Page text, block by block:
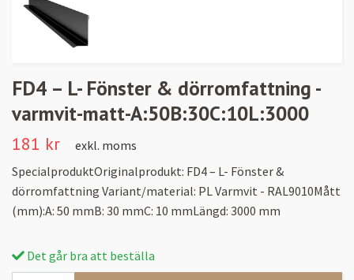
FD4 – L- Fönster & dörromfattning -
varmvit-matt-A:50B:30C:10L:3000
181 kr
exkl. moms
SpecialproduktOriginalprodukt: FD4 – L- Fönster &
dörromfattning Variant/material: PL Varmvit - RAL9010Mått
(mm):A: 50 mmB: 30 mmC: 10 mmLängd: 3000 mm
Det går bra att beställa